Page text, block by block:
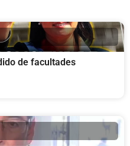
de facultades